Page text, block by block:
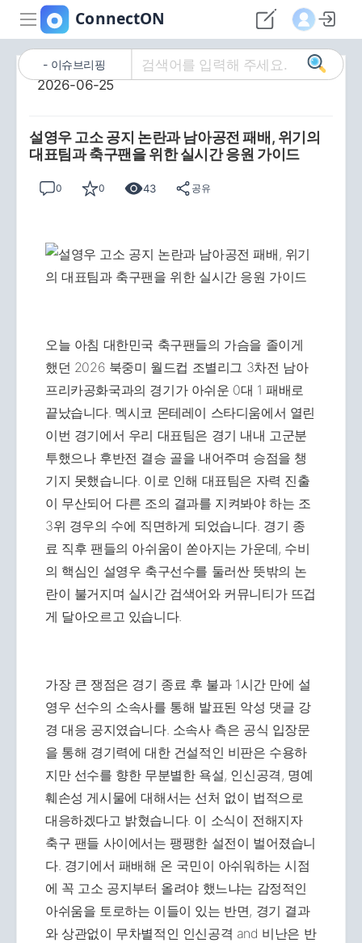
이슈브리핑
2026-06-25
설영우 고소 공지 논란과 남아공전 패배, 위기의
대표팀과 축구팬을 위한 실시간 응원 가이드
0 0 43 공유
오늘 아침 대한민국 축구팬들의 가슴을 졸이게
했던 2026 북중미 월드컵 조별리그 3차전 남아
프리카공화국과의 경기가 아쉬운 0대 1 패배로
끝났습니다. 멕시코 몬테레이 스타디움에서 열린
이번 경기에서 우리 대표팀은 경기 내내 고군분
투했으나 후반전 결승 골을 내어주며 승점을 챙
기지 못했습니다. 이로 인해 대표팀은 자력 진출
이 무산되어 다른 조의 결과를 지켜봐야 하는 조
3위 경우의 수에 직면하게 되었습니다. 경기 종
료 직후 팬들의 아쉬움이 쏟아지는 가운데, 수비
의 핵심인 설영우 축구선수를 둘러싼 뜻밖의 논
란이 불거지며 실시간 검색어와 커뮤니티가 뜨겁
게 달아오르고 있습니다.
가장 큰 쟁점은 경기 종료 후 불과 1시간 만에 설
영우 선수의 소속사를 통해 발표된 악성 댓글 강
경 대응 공지였습니다. 소속사 측은 공식 입장문
을 통해 경기력에 대한 건설적인 비판은 수용하
지만 선수를 향한 무분별한 욕설, 인신공격, 명예
훼손성 게시물에 대해서는 선처 없이 법적으로
대응하겠다고 밝혔습니다. 이 소식이 전해지자
축구 팬들 사이에서는 팽팽한 설전이 벌어졌습니
다. 경기에서 패배해 온 국민이 아쉬워하는 시점
에 꼭 고소 공지부터 올려야 했느냐는 감정적인
아쉬움을 토로하는 이들이 있는 반면, 경기 결과
와 상관없이 무차별적인 인신공격 and 비난은 반